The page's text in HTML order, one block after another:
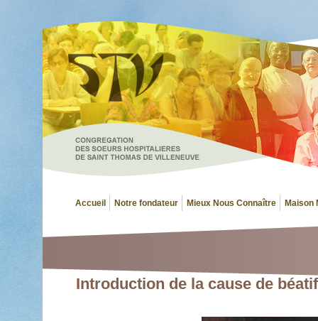
Accueil Notre fondateur Mieux Nous Connaître Maison
Introduction de la cause de